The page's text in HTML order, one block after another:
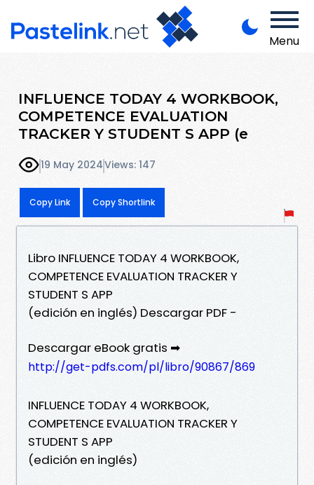
Menu
INFLUENCE TODAY 4 WORKBOOK,
COMPETENCE EVALUATION
TRACKER Y STUDENT S APP (e
19 May 2024Views: 147
Copy Link Copy Shortlink
Libro INFLUENCE TODAY 4 WORKBOOK,
COMPETENCE EVALUATION TRACKER Y
STUDENT S APP
(edición en inglés) Descargar PDF -
Descargar eBook gratis ➡
http://get-pdfs.com/pl/libro/90867/869
INFLUENCE TODAY 4 WORKBOOK,
COMPETENCE EVALUATION TRACKER Y
STUDENT S APP
(edición en inglés)